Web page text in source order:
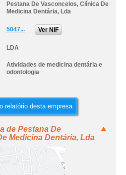
Pestana De Vasconcelos, Clínica De
Medicina Dentária, Lda
5047... Ver NIF
LDA
Atividades de medicina dentária e
odontologia
relatório desta empresa
de Pestana De
Medicina Dentária, Lda